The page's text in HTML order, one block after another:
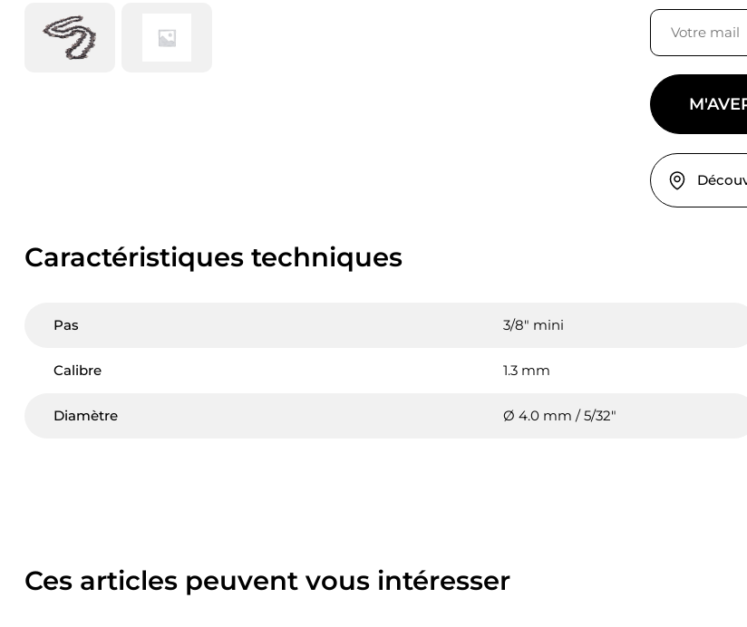
Caractéristiques techniques
Pas 3/8" mini
Calibre 1.3 mm
Diamètre Ø 4.0 mm / 5/32"
Ces articles peuvent vous intéresser